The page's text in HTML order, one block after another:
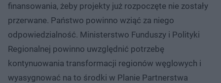
finansowania, żeby projekty już rozpoczęte nie zostały
przerwane. Państwo powinno wziąć za niego
odpowiedzialność. Ministerstwo Funduszy i Polityki
Regionalnej powinno uwzględnić potrzebę
kontynuowania transformacji regionów węglowych i
wyasygnować na to środki w Planie Partnerstwa